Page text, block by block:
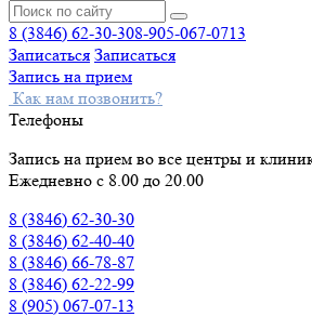
8 (3846) 62-30-308-905-067-0713
Записаться Записаться
Запись на прием
Как нам позвонить?
Телефоны
Запись на прием во все центры и
Ежедневно с 8.00 до 20.00
8 (3846) 62-30-30
8 (3846) 62-40-40
8 (3846) 66-78-87
8 (3846) 62-22-99
8 (905) 067-07-13